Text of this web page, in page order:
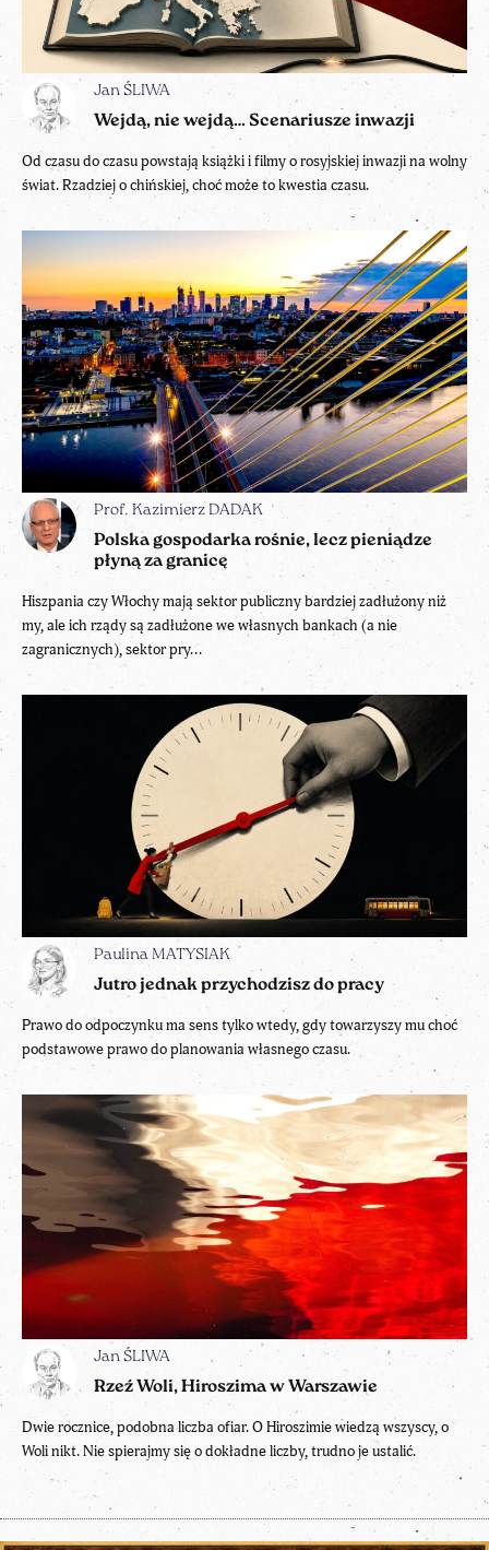
Jan ŚLIWA
Wejdą, nie wejdą… Scenariusze inwazji
Od czasu do czasu powstają książki i filmy o rosyjskiej inwazji na wolny
świat. Rzadziej o chińskiej, choć może to kwestia czasu.
Prof. Kazimierz DADAK
Polska gospodarka rośnie, lecz pieniądze
płyną za granicę
Hiszpania czy Włochy mają sektor publiczny bardziej zadłużony niż
my, ale ich rządy są zadłużone we własnych bankach (a nie
zagranicznych), sektor pry...
Paulina MATYSIAK
Jutro jednak przychodzisz do pracy
Prawo do odpoczynku ma sens tylko wtedy, gdy towarzyszy mu choć
podstawowe prawo do planowania własnego czasu.
Jan ŚLIWA
Rzeź Woli, Hiroszima w Warszawie
Dwie rocznice, podobna liczba ofiar. O Hiroszimie wiedzą wszyscy, o
Woli nikt. Nie spierajmy się o dokładne liczby, trudno je ustalić.